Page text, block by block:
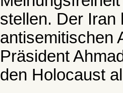
stellen. Der Iran
antisemitischen
Präsident
den Holocaust